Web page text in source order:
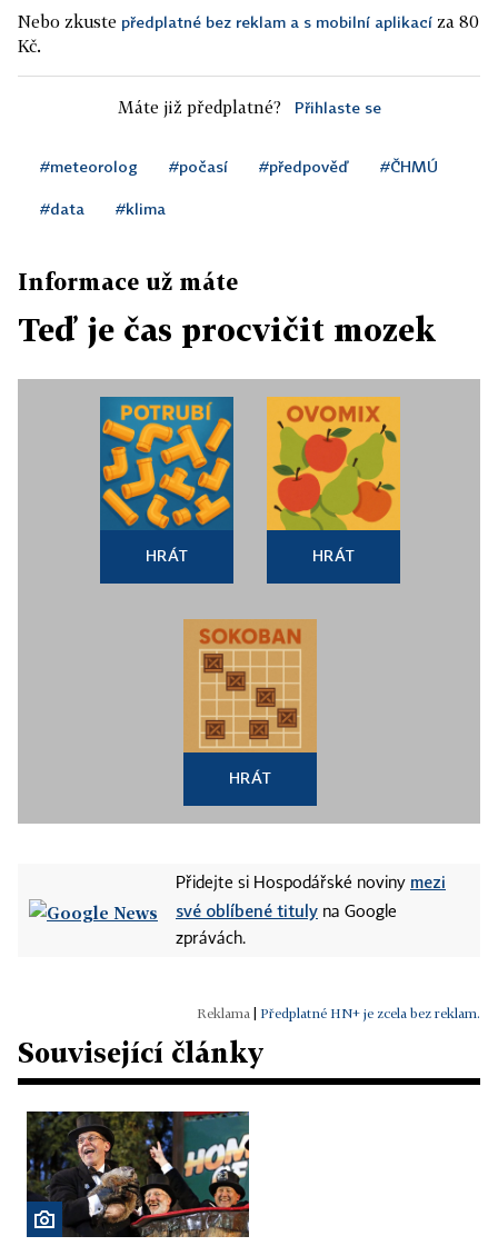
Nebo zkuste předplatné bez reklam a s mobilní aplikací za 80
Kč.
Máte již předplatné? Přihlaste se
#meteorolog #počasí #předpověď #ČHMÚ
#data #klima
Informace už máte
Teď je čas procvičit mozek
HRÁT HRÁT
HRÁT
Přidejte si Hospodářské noviny mezi
své oblíbené tituly na Google
zprávách.
Předplatné HN+ je zcela bez reklam.
Související články